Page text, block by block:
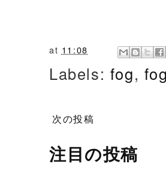
at 11:08
Labels: fog,
次の投稿
注目の投稿